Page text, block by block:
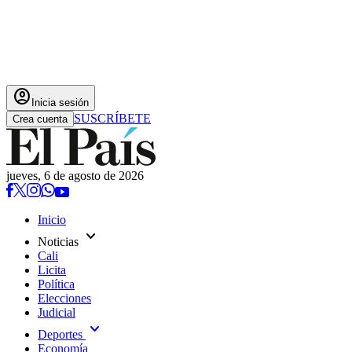
account_circle Inicia sesión
Crea cuenta SUSCRÍBETE
jueves, 6 de agosto de 2026
Inicio
Noticias expand_more
Cali
Licita
Política
Elecciones
Judicial
Deportes expand_more
Economía